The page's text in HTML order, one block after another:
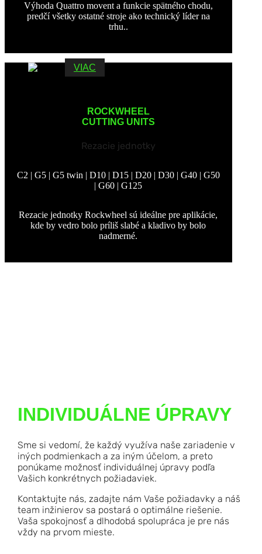
Výhoda Quattro movent a funkcie spätného chodu,
predčí všetky ostatné stroje ako technický líder na
trhu..
VIAC
ROCKWHEEL
CUTTING UNITS
Rezacie jednotky
C2 | G5 | G5 twin | D10 | D15 | D20 | D30 | G40 | G50
| G60 | G125
Rezacie jednotky Rockwheel sú ideálne pre aplikácie,
kde by vedro bolo príliš slabé a kladivo by bolo
nadmerné.
INDIVIDUÁLNE ÚPRAVY
Sme si vedomí, že každý využíva naše zariadenie v
iných podmienkach a za iným účelom, a preto
ponúkame možnosť individuálnej úpravy podľa
Vašich konkrétnych požiadaviek.
Kontaktujte nás, zadajte nám Vaše požiadavky a náš
team inžinierov sa postará o optimálne riešenie.
Vaša spokojnosť a dlhodobá spolupráca je pre nás
vždy na prvom mieste.